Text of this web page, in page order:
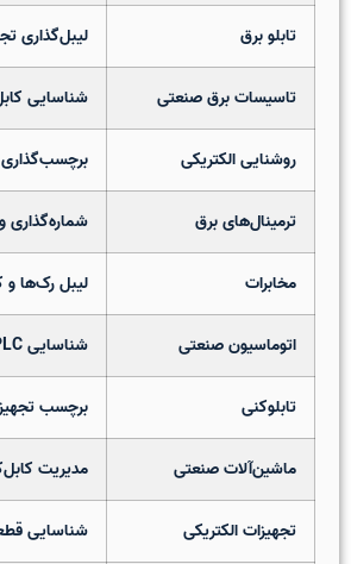
تابلو برق لیبل‌گذاری
تاسیسات برق صنعتی شناسایی
روشنایی الکتریکی
ترمینال‌های برق
مخابرات لیبل رک‌ها و
اتوماسیون صنعتی شناسایی PLC و سنسورها
تابلوکنی برچسب
ماشین‌آلات صنعتی مدیریت
تجهیزات الکتریکی شناسایی